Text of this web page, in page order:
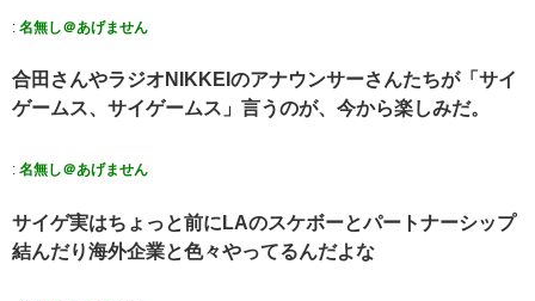
: 名無し＠あげません
合田さんやラジオNIKKEIのアナウンサーさんたちが「サイ
ゲームス、サイゲームス」言うのが、今から楽しみだ。
: 名無し＠あげません
サイゲ実はちょっと前にLAのスケボーとパートナーシップ
結んだり海外企業と色々やってるんだよな